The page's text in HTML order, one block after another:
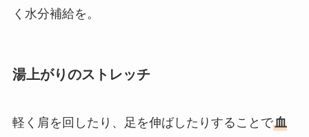
く水分補給を。
湯上がりのストレッチ
軽く肩を回したり、足を伸ばしたりすることで血